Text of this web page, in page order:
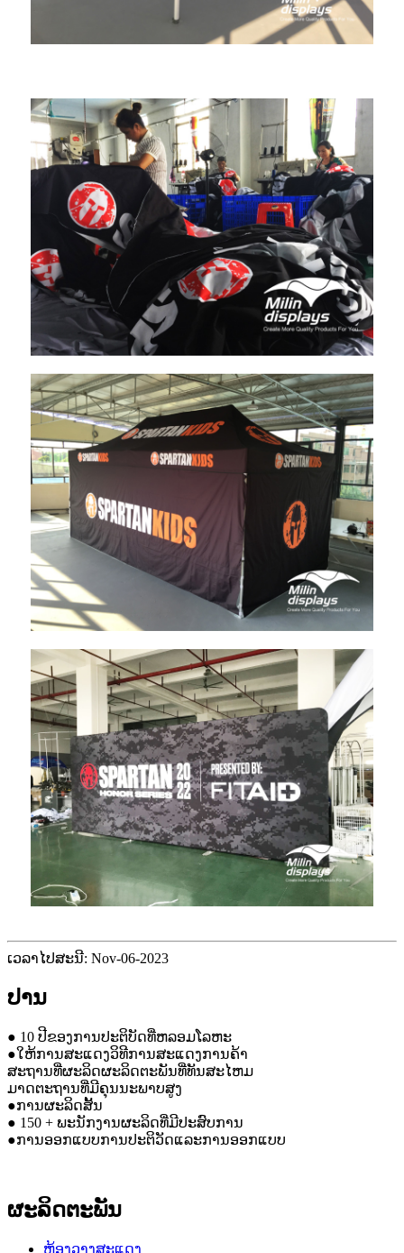
ເວລາໄປສະນີ: Nov-06-2023
ປານ
● 10 ປີຂອງການປະຕິບັດທີ່ຫລອມໂລຫະ
●ໃຫ້ການສະແດງວິທີການສະແດງການຄ້າ
ສະຖານທີ່ຜະລິດຜະລິດຕະພັນທີ່ທັນສະໄຫມ
ມາດຕະຖານທີ່ມີຄຸນນະພາບສູງ
●ການຜະລິດສັ້ນ
● 150 + ພະນັກງານຜະລິດທີ່ມີປະສົບການ
●ການອອກແບບການປະຕິວັດແລະການອອກແບບ
ຜະລິດຕະພັນ
ຫ້ອງວາງສະແດງ